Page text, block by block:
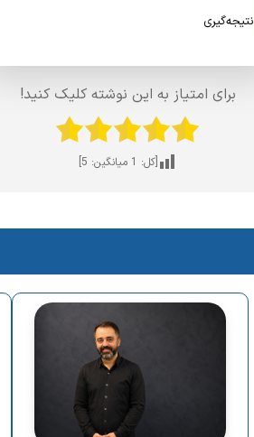
نتیجه‌گیری
برای امتیاز به این نوشته کلیک کنید!
[کل: 1 میانگین: 5
]